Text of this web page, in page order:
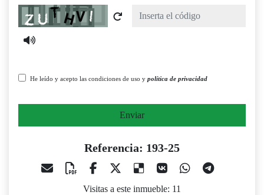
Captcha
He leído y acepto las condiciones de uso y política de privacidad
Enviar
Referencia: 193-25
Visitas a este inmueble: 11